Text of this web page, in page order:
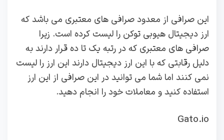
این صرافی از معدود صرافی های معتبری می باشد که
ارز دیجیتال هیوبی توکن را لیست کرده است. زیرا
صرافی های معتبری که در رتبه یک تا ده قرار دارند به
دلیل رقابتی که با این ارز دیجیتال دارند این ارز را لیست
نمی‌ کنند اما شما می‌ توانید در این صرافی از این ارز
استفاده کنید و معاملات خود را انجام دهید.
Gato.io